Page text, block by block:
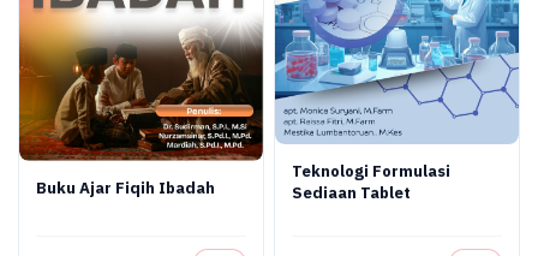
Buku Ajar Fiqih Ibadah
Teknologi Formulasi
Sediaan Tablet